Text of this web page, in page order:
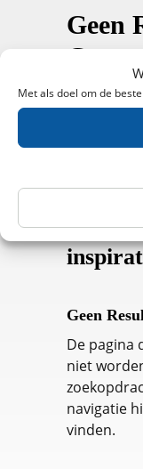
Met als doel om de
Geen
De pagina
niet
Geen
De pagina
niet
navigatie
vinden.